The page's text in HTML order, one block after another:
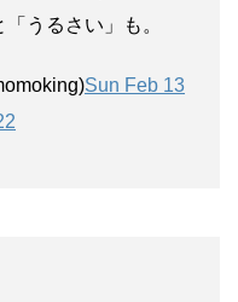
うるさい」も。
Sun Feb 13